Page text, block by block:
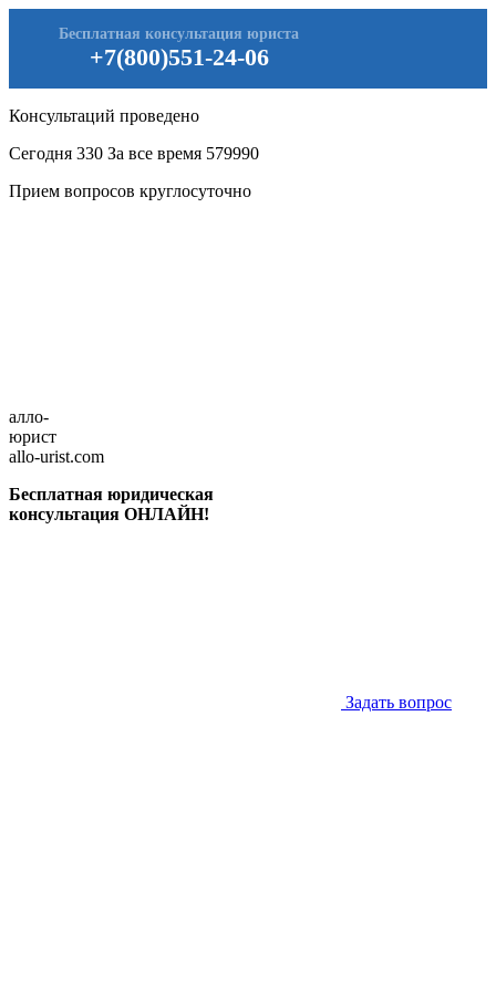
+7(800)551-24-06
Бесплатная консультация юриста
Консультаций проведено
Сегодня 330 За все время 579990
Прием вопросов круглосуточно
алло-
юрист
allo-urist.com
Бесплатная юридическая
консультация ОНЛАЙН!
Задать вопрос